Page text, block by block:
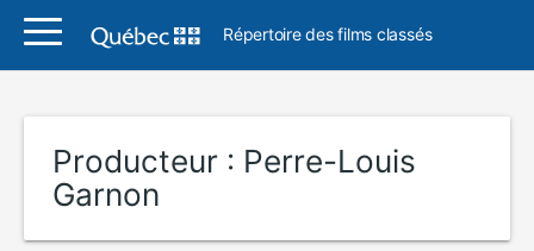
Répertoire des films classés
Producteur : Perre-Louis
Garnon